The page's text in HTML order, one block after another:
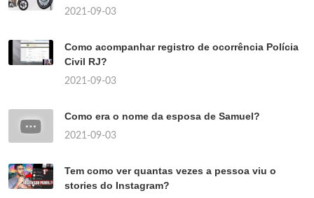
2021-09-03
Como acompanhar registro de ocorrência Polícia
Civil RJ?
2021-09-03
Como era o nome da esposa de Samuel?
2021-09-03
Tem como ver quantas vezes a pessoa viu o
stories do Instagram?